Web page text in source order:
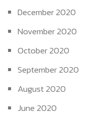
December 2020
November 2020
October 2020
September 2020
August 2020
June 2020